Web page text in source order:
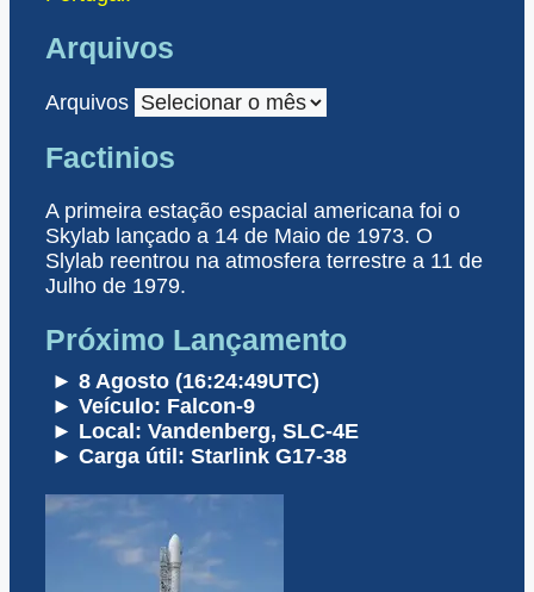
Arquivos
Arquivos
Factinios
A primeira estação espacial americana foi o
Skylab lançado a 14 de Maio de 1973. O
Slylab reentrou na atmosfera terrestre a 11 de
Julho de 1979.
Próximo Lançamento
► 8 Agosto (16:24:49UTC)
► Veículo: Falcon-9
► Local: Vandenberg, SLC-4E
► Carga útil: Starlink G17-38